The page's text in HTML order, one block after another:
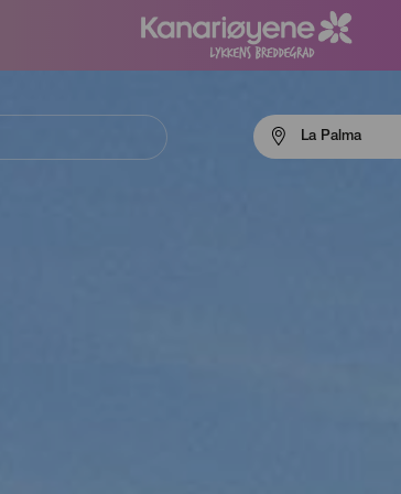
navigation
La Palma